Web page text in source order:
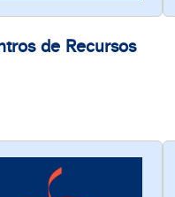
de Recursos